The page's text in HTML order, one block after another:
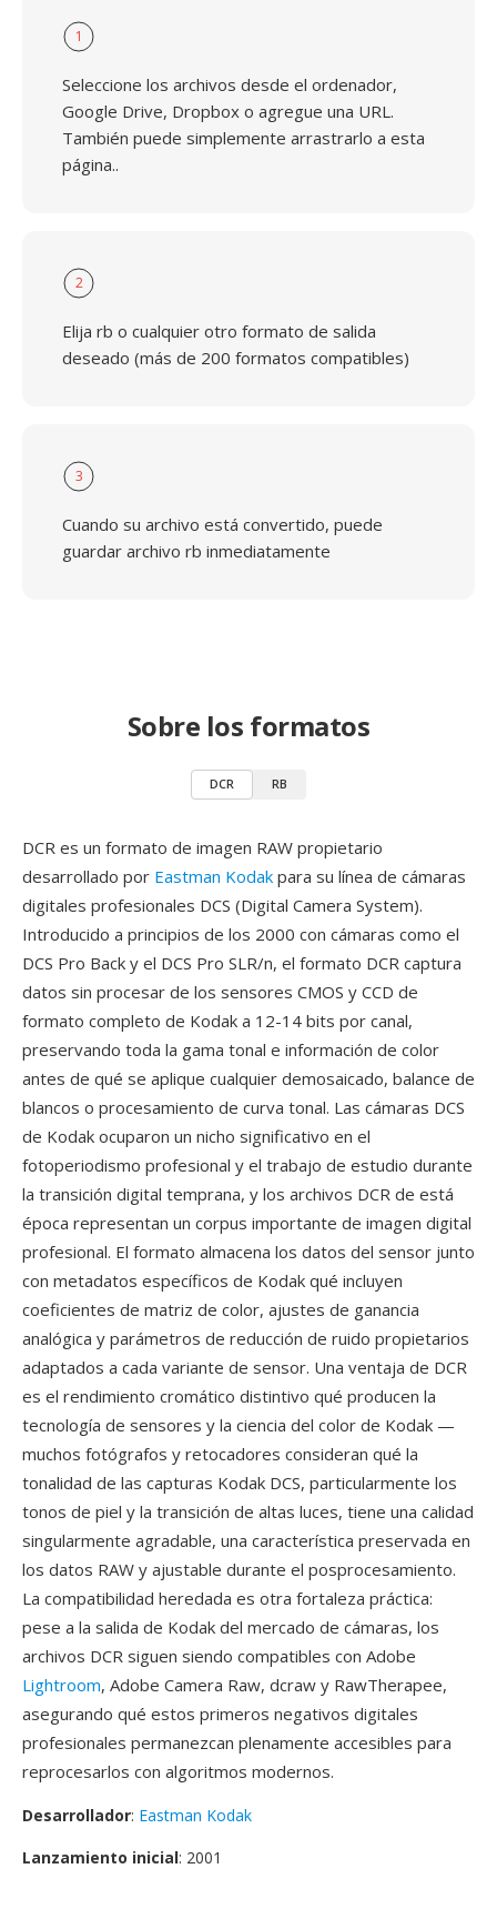
1
Seleccione los archivos desde el ordenador,
Google Drive, Dropbox o agregue una URL.
También puede simplemente arrastrarlo a esta
página..
2
Elija rb o cualquier otro formato de salida
deseado (más de 200 formatos compatibles)
3
Cuando su archivo está convertido, puede
guardar archivo rb inmediatamente
Sobre los formatos
DCR RB
DCR es un formato de imagen RAW propietario
desarrollado por Eastman Kodak para su línea de cámaras
digitales profesionales DCS (Digital Camera System).
Introducido a principios de los 2000 con cámaras como el
DCS Pro Back y el DCS Pro SLR/n, el formato DCR captura
datos sin procesar de los sensores CMOS y CCD de
formato completo de Kodak a 12-14 bits por canal,
preservando toda la gama tonal e información de color
antes de qué se aplique cualquier demosaicado, balance de
blancos o procesamiento de curva tonal. Las cámaras DCS
de Kodak ocuparon un nicho significativo en el
fotoperiodismo profesional y el trabajo de estudio durante
la transición digital temprana, y los archivos DCR de está
época representan un corpus importante de imagen digital
profesional. El formato almacena los datos del sensor junto
con metadatos específicos de Kodak qué incluyen
coeficientes de matriz de color, ajustes de ganancia
analógica y parámetros de reducción de ruido propietarios
adaptados a cada variante de sensor. Una ventaja de DCR
es el rendimiento cromático distintivo qué producen la
tecnología de sensores y la ciencia del color de Kodak —
muchos fotógrafos y retocadores consideran qué la
tonalidad de las capturas Kodak DCS, particularmente los
tonos de piel y la transición de altas luces, tiene una calidad
singularmente agradable, una característica preservada en
los datos RAW y ajustable durante el posprocesamiento.
La compatibilidad heredada es otra fortaleza práctica:
pese a la salida de Kodak del mercado de cámaras, los
archivos DCR siguen siendo compatibles con Adobe
Lightroom, Adobe Camera Raw, dcraw y RawTherapee,
asegurando qué estos primeros negativos digitales
profesionales permanezcan plenamente accesibles para
reprocesarlos con algoritmos modernos.
Desarrollador: Eastman Kodak
Lanzamiento inicial: 2001